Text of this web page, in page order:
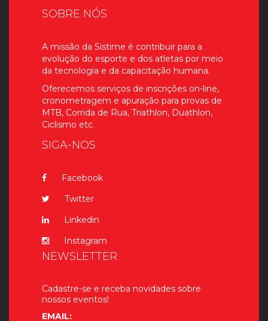
SOBRE NÓS
A missão da Sistime é contribuir para a
evolução do esporte e dos atletas por meio
da tecnologia e da capacitação humana.
Oferecemos serviços de inscrições on-line,
cronometragem e apuração para provas de
MTB, Corrida de Rua, Triathlon, Duathlon,
Ciclismo etc.
SIGA-NOS
Facebook
Twitter
Linkedin
Instagram
NEWSLETTER
Cadastre-se e receba novidades sobre
nossos eventos!
EMAIL: